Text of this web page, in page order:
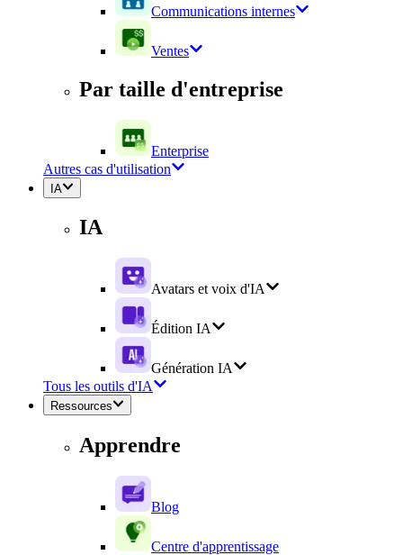
Communications internes
Ventes
Par taille d'entreprise
Enterprise
Autres cas d'utilisation
IA
IA
Avatars et voix d'IA
Édition IA
Génération IA
Tous les outils d'IA
Ressources
Apprendre
Blog
Centre d'apprentissage